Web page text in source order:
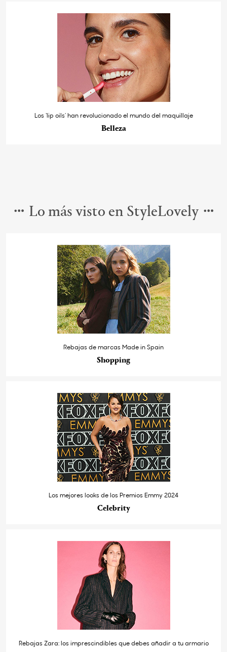
Los ‘lip oils’ han revolucionado el mundo del maquillaje
Belleza
Lo más visto en StyleLovely
Rebajas de marcas Made in Spain
Shopping
Los mejores looks de los Premios Emmy 2024
Celebrity
Rebajas Zara: los imprescindibles que debes añadir a tu armario